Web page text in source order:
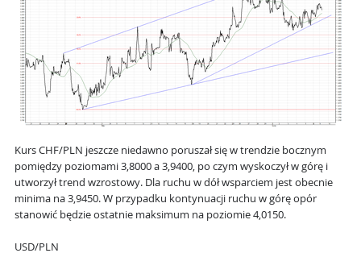
Kurs CHF/PLN jeszcze niedawno poruszał się w trendzie bocznym
pomiędzy poziomami 3,8000 a 3,9400, po czym wyskoczył w górę i
utworzył trend wzrostowy. Dla ruchu w dół wsparciem jest obecnie
minima na 3,9450. W przypadku kontynuacji ruchu w górę opór
stanowić będzie ostatnie maksimum na poziomie 4,0150.
USD/PLN